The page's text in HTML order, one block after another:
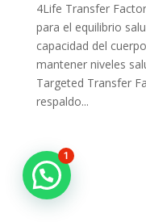
4Life Transfer
para el equilibrio
capacidad del
mantener niveles
Targeted Transfer
respaldo...
1